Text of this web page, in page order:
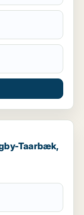
Holte eller
Taarbæk,